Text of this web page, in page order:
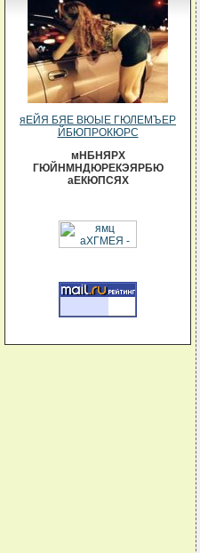
яЕЙЯ БЯЕ ВЮЫЕ ГЮЛЕМЪЕР
ЙБЮПРОКЮРС
мНБНЯРХ
ГЮЙНМНДЮРЕКЭЯРБЮ
аЕКЮПСЯХ